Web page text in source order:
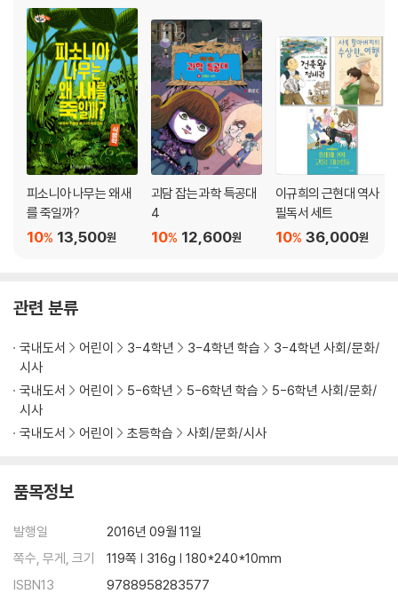
피소니아 나무는 왜 새
를 죽일까?
13,500원
10%
괴담 잡는 과학 특공대
4
12,600원
10%
이규희의 근현대 역사
필독서 세트
36,000원
10%
관련 분류
국내도서 어린이 3-4학년 3-4학년 학습
3-4학년 사회/문화/
시사
국내도서
어린이 5-6학년 5-6학년 학습
5-6학년 사회/문화/
시사
국내도서
어린이 초등학습 사회/문화/시사
품목정보
발행일
2016년 09월 11일
쪽수, 무게, 크기
119쪽 | 316g | 180*240*10mm
ISBN13
9788958283577